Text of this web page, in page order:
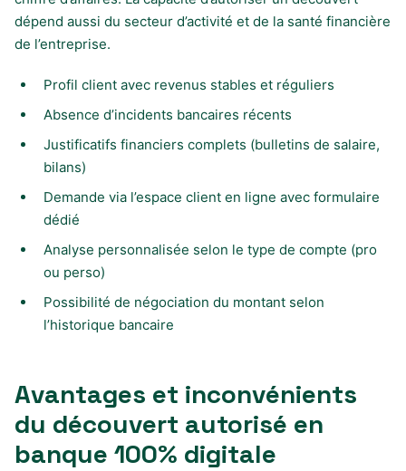
dépend aussi du secteur d’activité et de la santé financière
de l’entreprise.
Profil client avec revenus stables et réguliers
Absence d’incidents bancaires récents
Justificatifs financiers complets (bulletins de salaire,
bilans)
Demande via l’espace client en ligne avec formulaire
dédié
Analyse personnalisée selon le type de compte (pro
ou perso)
Possibilité de négociation du montant selon
l’historique bancaire
Avantages et inconvénients
du découvert autorisé en
banque 100% digitale